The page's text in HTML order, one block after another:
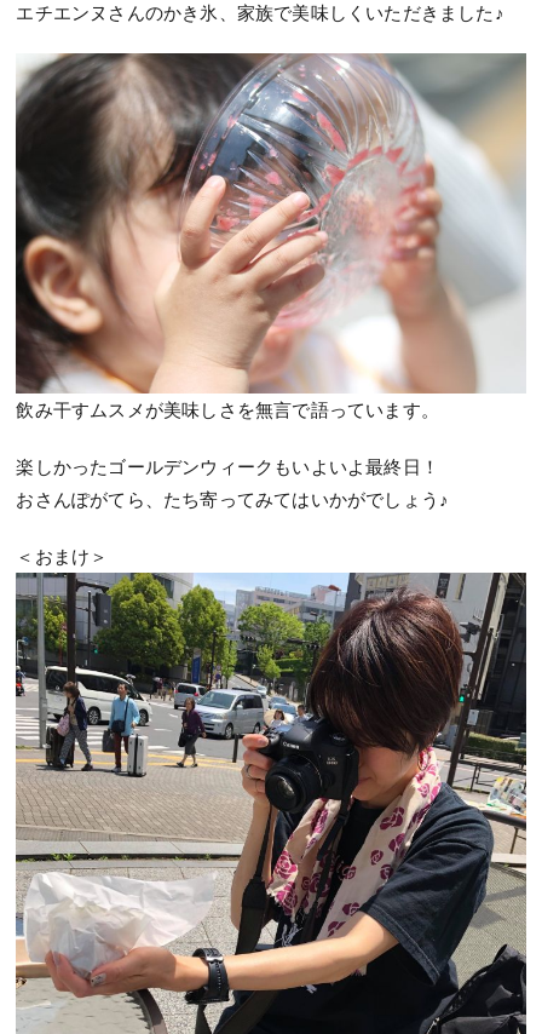
エチエンヌさんのかき氷、家族で美味しくいただきました♪
飲み干すムスメが美味しさを無言で語っています。
楽しかったゴールデンウィークもいよいよ最終日！
おさんぽがてら、たち寄ってみてはいかがでしょう♪
＜おまけ＞